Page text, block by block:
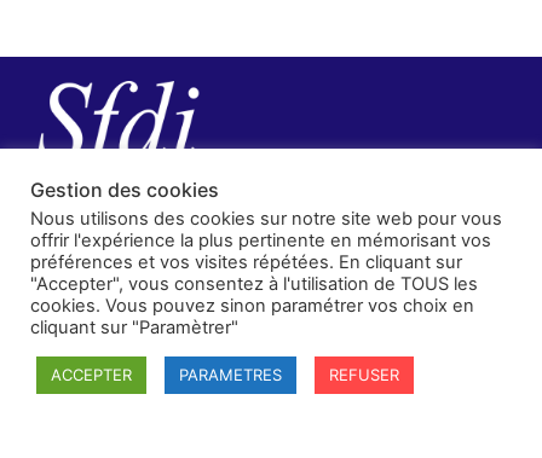
SFDI
Société francaise pour le Droit International
Gestion des cookies
Nous utilisons des cookies sur notre site web pour vous
offrir l'expérience la plus pertinente en mémorisant vos
préférences et vos visites répétées. En cliquant sur
"Accepter", vous consentez à l'utilisation de TOUS les
cookies. Vous pouvez sinon paramétrer vos choix en
cliquant sur "Paramètrer"
ACCEPTER PARAMETRES REFUSER